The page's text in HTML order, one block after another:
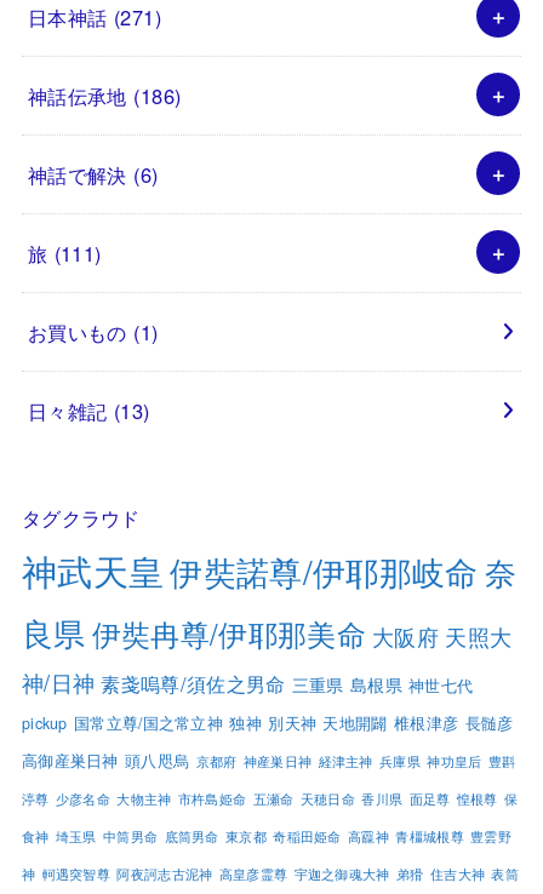
日本神話 (271)
神話伝承地 (186)
神話で解決 (6)
旅 (111)
お買いもの (1)
日々雑記 (13)
タグクラウド
神武天皇 伊奘諾尊/伊耶那岐命 奈
良県 伊奘冉尊/伊耶那美命 大阪府 天照大
神/日神 素戔嗚尊/須佐之男命 三重県 島根県 神世七代
pickup 国常立尊/国之常立神 独神 別天神 天地開闢 椎根津彦 長髄彦
高御産巣日神 頭八咫烏 京都府 神産巣日神 経津主神 兵庫県 神功皇后 豊斟
渟尊 少彦名命 大物主神 市杵島姫命 五瀬命 天穂日命 香川県 面足尊 惶根尊 保
食神 埼玉県 中筒男命 底筒男命 東京都 奇稲田姫命 高龗神 青橿城根尊 豊雲野
神 軻遇突智尊 阿夜訶志古泥神 高皇彦霊尊 宇迦之御魂大神 弟猾 住吉大神 表筒